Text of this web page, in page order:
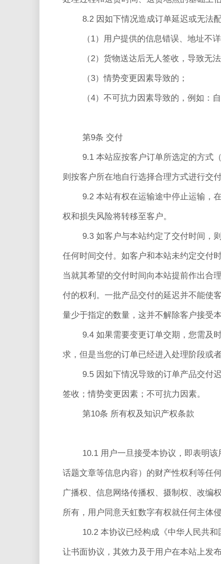
8.2 因如下情况造成订单延迟或无法
（1）用户提供的信息错误、地址不
（2）货物送达后无人签收，导致无
（3）情势变更因素导致的；
（4）不可抗力因素导致的，例如：
第9条 交付
9.1 本站应按客户订单所选定的方式
则按客户所在地自行选择合理方式进行交
9.2 本站有权在运输途中停止运输，
权和损失风险将转移至客户。
9.3 如客户与本站约定了交付时间，
任何时间交付。如客户和本站未约定交付
当就其希望的交付时间向本站提前作出合
付的权利。一批产品交付的延迟并不能使
量少于指定的数量，这并不解除客户接受
9.4 如果需要变更订单交期，您需及
求，但是当您的订单已经进入处理阶段或
9.5 因如下情况导致的订单产品交付
签收；情势变更因素；不可抗力因素。
第10条 所有权及知识产权条款
10.1 用户一旦接受本协议，即表明
话题文章等信息内容）的财产性权利等任
广播权、信息网络传播权、摄制权、改编
所有，用户同意天虹数字有权就任何主体
10.2 本协议已经构成《中华人民共
让书面协议，其效力及于用户在本站上发